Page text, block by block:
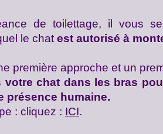
de toilettage, il vous
le chat est autorisé à
première approche et un
votre chat dans les bras
présence humaine.
: cliquez : ICI.